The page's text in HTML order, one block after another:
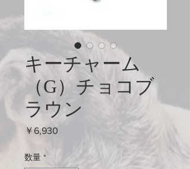
キーチャーム
（G）チョコブ
ラウン
￥6,930
数量 *